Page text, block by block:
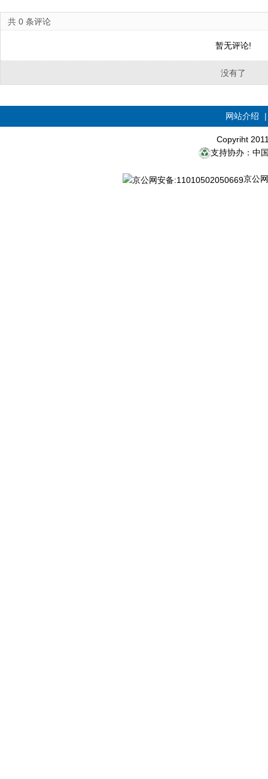
共 0 条评论
暂无评论!
没有了
网站介绍
Copyriht
支持协办：中
京公